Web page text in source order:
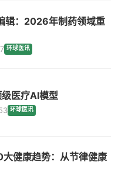
辑：2026年制药领域重
环球医讯
医疗AI模型
环球医讯
健康趋势：从节律健康